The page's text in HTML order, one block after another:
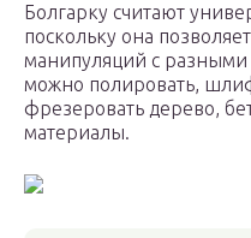
Болгарку считают
поскольку она
манипуляций с
можно полировать,
фрезеровать дерево,
материалы.